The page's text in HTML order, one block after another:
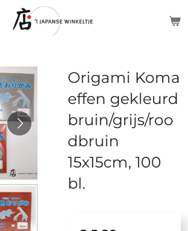
Origami Koma
effen gekleurd
bruin/grijs/roo
dbruin
15x15cm, 100
bl.